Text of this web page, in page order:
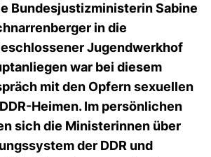
Bundesjustizministerin Sabine
in die
Jugendwerkhof
war bei diesem
mit den Opfern sexuellen
Heimen. Im persönlichen
sich die Ministerinnen über
der DDR und